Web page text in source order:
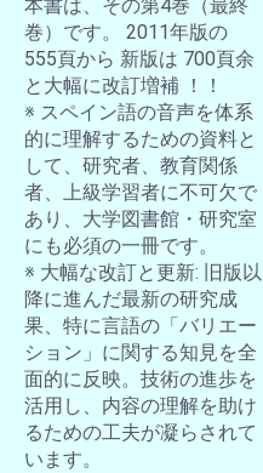
本書は、その第4巻（最終
巻）です。 2011年版の
555頁から 新版は 700頁余
と大幅に改訂増補 ！！
※ スペイン語の音声を体系
的に理解するための資料と
して、研究者、教育関係
者、上級学習者に不可欠で
あり、大学図書館・研究室
にも必須の一冊です。
※ 大幅な改訂と更新: 旧版以
降に進んだ最新の研究成
果、特に言語の「バリエー
ション」に関する知見を全
面的に反映。技術の進歩を
活用し、内容の理解を助け
るための工夫が凝らされて
います。